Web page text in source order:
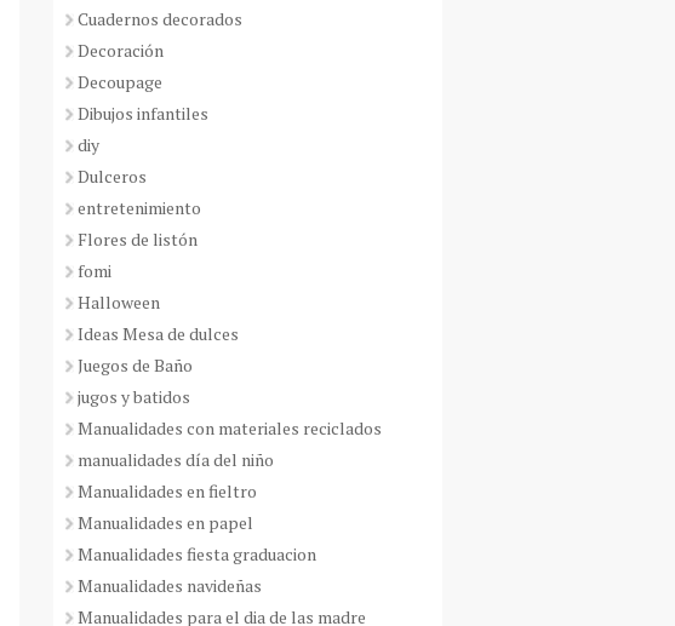
Cuadernos decorados
Decoración
Decoupage
Dibujos infantiles
diy
Dulceros
entretenimiento
Flores de listón
fomi
Halloween
Ideas Mesa de dulces
Juegos de Baño
jugos y batidos
Manualidades con materiales reciclados
manualidades día del niño
Manualidades en fieltro
Manualidades en papel
Manualidades fiesta graduacion
Manualidades navideñas
Manualidades para el dia de las madre